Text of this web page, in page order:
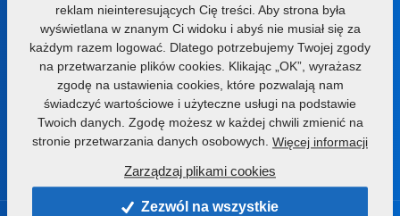
farmet@farmet.cz
Jiřinková 276
552 03 Česká Skalice
Czech republic
reklam nieinteresujących Cię treści. Aby strona była
wyświetlana w znanym Ci widoku i abyś nie musiał się za
każdym razem logować. Dlatego potrzebujemy Twojej zgody
na przetwarzanie plików cookies. Klikając „OK”, wyrażasz
zgodę na ustawienia cookies, które pozwalają nam
świadczyć wartościowe i użyteczne usługi na podstawie
Twoich danych. Zgodę możesz w każdej chwili zmienić na
stronie przetwarzania danych osobowych. Więcej informacji
Zarządzaj plikami cookies
Zezwól na wszystkie